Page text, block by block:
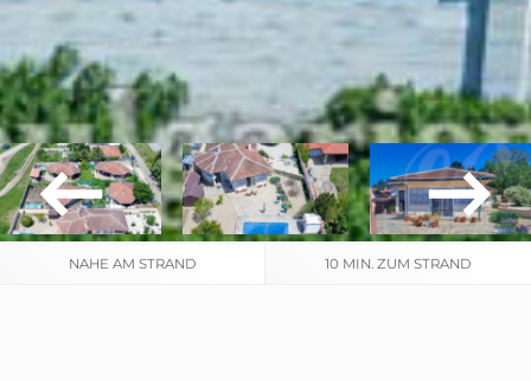
NAHE AM STRAND 10 MIN. ZUM STRAND